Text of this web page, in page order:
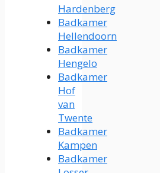
Hardenberg
Badkamer
Hellendoorn
Badkamer
Hengelo
Badkamer
Hof
van
Twente
Badkamer
Kampen
Badkamer